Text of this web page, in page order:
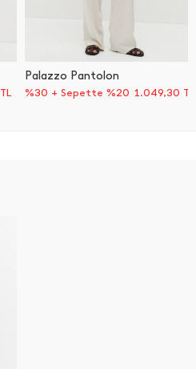
TL
Palazzo Pantolon
%30 + Sepette %20 1.049,30 TL